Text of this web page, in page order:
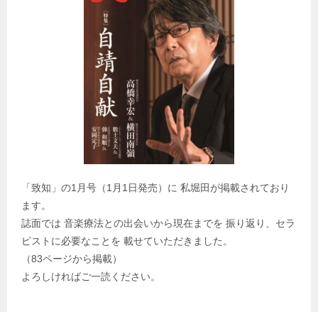
「致知」の1月号（1月1日発売）に 私堀田が掲載されており
ます。
誌面では 音楽療法との出会いから現在までを 振り返り、セラ
ピストに必要なことを 載せていただきました。
（83ページから掲載）
よろしければご一読ください。